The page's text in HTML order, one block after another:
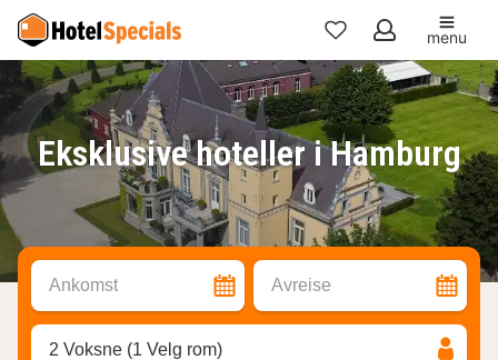
Mine
favoritter
menu
Eksklusive hoteller i Hamburg
Ankomst Avreise
2 Voksne (1 Velg rom)